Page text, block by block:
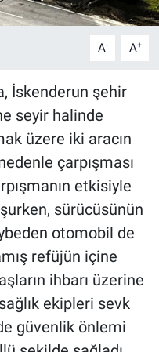
A- A+
İskenderun şehir
seyir halinde
üzere iki aracın
çarpışması
etkisiyle
sürücüsünün
otomobil de
refüjün içine
ihbarı üzerine
ekipleri sevk
güvenlik önlemi